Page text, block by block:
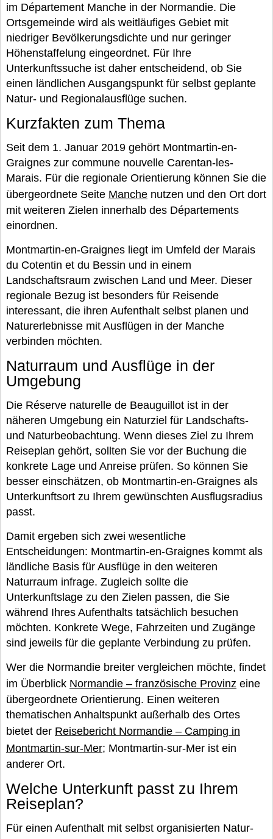
im Département Manche in der Normandie. Die
Ortsgemeinde wird als weitläufiges Gebiet mit
niedriger Bevölkerungsdichte und nur geringer
Höhenstaffelung eingeordnet. Für Ihre
Unterkunftssuche ist daher entscheidend, ob Sie
einen ländlichen Ausgangspunkt für selbst geplante
Natur- und Regionalausflüge suchen.
Kurzfakten zum Thema
Seit dem 1. Januar 2019 gehört Montmartin-en-
Graignes zur commune nouvelle Carentan-les-
Marais. Für die regionale Orientierung können Sie die
übergeordnete Seite Manche nutzen und den Ort dort
mit weiteren Zielen innerhalb des Départements
einordnen.
Montmartin-en-Graignes liegt im Umfeld der Marais
du Cotentin et du Bessin und in einem
Landschaftsraum zwischen Land und Meer. Dieser
regionale Bezug ist besonders für Reisende
interessant, die ihren Aufenthalt selbst planen und
Naturerlebnisse mit Ausflügen in der Manche
verbinden möchten.
Naturraum und Ausflüge in der
Umgebung
Die Réserve naturelle de Beauguillot ist in der
näheren Umgebung ein Naturziel für Landschafts-
und Naturbeobachtung. Wenn dieses Ziel zu Ihrem
Reiseplan gehört, sollten Sie vor der Buchung die
konkrete Lage und Anreise prüfen. So können Sie
besser einschätzen, ob Montmartin-en-Graignes als
Unterkunftsort zu Ihrem gewünschten Ausflugsradius
passt.
Damit ergeben sich zwei wesentliche
Entscheidungen: Montmartin-en-Graignes kommt als
ländliche Basis für Ausflüge in den weiteren
Naturraum infrage. Zugleich sollte die
Unterkunftslage zu den Zielen passen, die Sie
während Ihres Aufenthalts tatsächlich besuchen
möchten. Konkrete Wege, Fahrzeiten und Zugänge
sind jeweils für die geplante Verbindung zu prüfen.
Wer die Normandie breiter vergleichen möchte, findet
im Überblick Normandie – französische Provinz eine
übergeordnete Orientierung. Einen weiteren
thematischen Anhaltspunkt außerhalb des Ortes
bietet der Reisebericht Normandie – Camping in
Montmartin-sur-Mer; Montmartin-sur-Mer ist ein
anderer Ort.
Welche Unterkunft passt zu Ihrem
Reiseplan?
Für einen Aufenthalt mit selbst organisierten Natur-